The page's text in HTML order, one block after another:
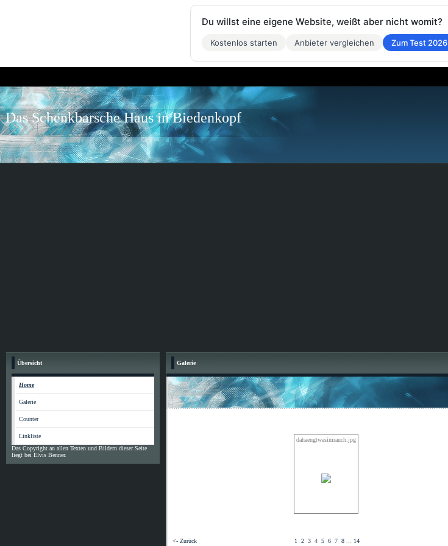
Das Schenkbarsche Haus in Biedenkopf
Übersicht
Home
Galerie
Counter
Linkliste
Das Copyright an allen Texten und Bildern dieser Seite
liegt bei Elvis Benner.
Galerie
dahaengtwasimrauch.jpg
<- Zurück 1 2 3 4 5 6 7 8... 14
Du willst eine eigene Website, weißt aber nicht womit?
Kostenlos starten Anbieter vergleichen Zum Test 2026